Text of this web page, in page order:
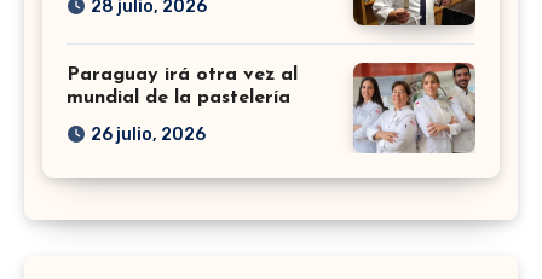
28 julio, 2026
Paraguay irá otra vez al
mundial de la pastelería
26 julio, 2026